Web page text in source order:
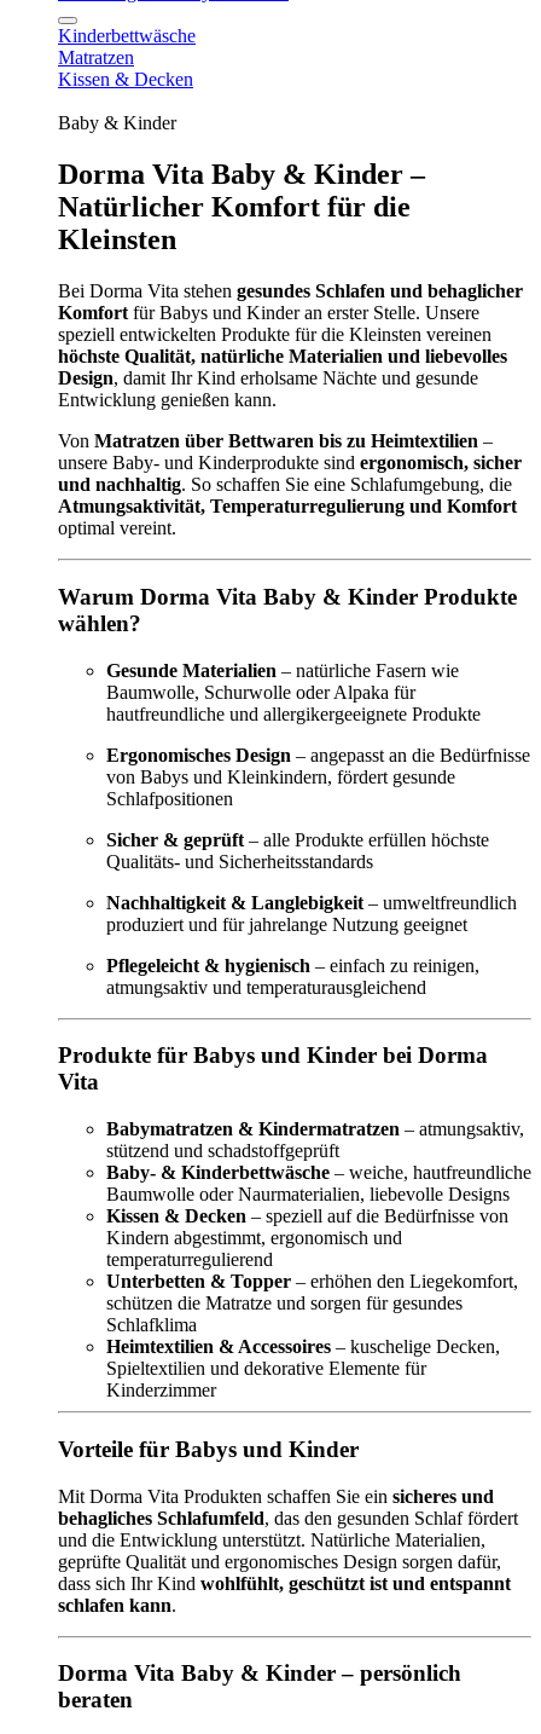
Kinderbettwäsche
Matratzen
Kissen & Decken
Baby & Kinder
Dorma Vita Baby & Kinder –
Natürlicher Komfort für die
Kleinsten
Bei Dorma Vita stehen gesundes Schlafen und behaglicher
Komfort für Babys und Kinder an erster Stelle. Unsere
speziell entwickelten Produkte für die Kleinsten vereinen
höchste Qualität, natürliche Materialien und liebevolles
Design, damit Ihr Kind erholsame Nächte und gesunde
Entwicklung genießen kann.
Von Matratzen über Bettwaren bis zu Heimtextilien –
unsere Baby- und Kinderprodukte sind ergonomisch, sicher
und nachhaltig. So schaffen Sie eine Schlafumgebung, die
Atmungsaktivität, Temperaturregulierung und Komfort
optimal vereint.
Warum Dorma Vita Baby & Kinder Produkte
wählen?
Gesunde Materialien – natürliche Fasern wie
Baumwolle, Schurwolle oder Alpaka für
hautfreundliche und allergikergeeignete Produkte
Ergonomisches Design – angepasst an die Bedürfnisse
von Babys und Kleinkindern, fördert gesunde
Schlafpositionen
Sicher & geprüft – alle Produkte erfüllen höchste
Qualitäts- und Sicherheitsstandards
Nachhaltigkeit & Langlebigkeit – umweltfreundlich
produziert und für jahrelange Nutzung geeignet
Pflegeleicht & hygienisch – einfach zu reinigen,
atmungsaktiv und temperaturausgleichend
Produkte für Babys und Kinder bei Dorma
Vita
Babymatratzen & Kindermatratzen – atmungsaktiv,
stützend und schadstoffgeprüft
Baby- & Kinderbettwäsche – weiche, hautfreundliche
Baumwolle oder Naurmaterialien, liebevolle Designs
Kissen & Decken – speziell auf die Bedürfnisse von
Kindern abgestimmt, ergonomisch und
temperaturregulierend
Unterbetten & Topper – erhöhen den Liegekomfort,
schützen die Matratze und sorgen für gesundes
Schlafklima
Heimtextilien & Accessoires – kuschelige Decken,
Spieltextilien und dekorative Elemente für
Kinderzimmer
Vorteile für Babys und Kinder
Mit Dorma Vita Produkten schaffen Sie ein sicheres und
behagliches Schlafumfeld, das den gesunden Schlaf fördert
und die Entwicklung unterstützt. Natürliche Materialien,
geprüfte Qualität und ergonomisches Design sorgen dafür,
dass sich Ihr Kind wohlfühlt, geschützt ist und entspannt
schlafen kann.
Dorma Vita Baby & Kinder – persönlich
beraten